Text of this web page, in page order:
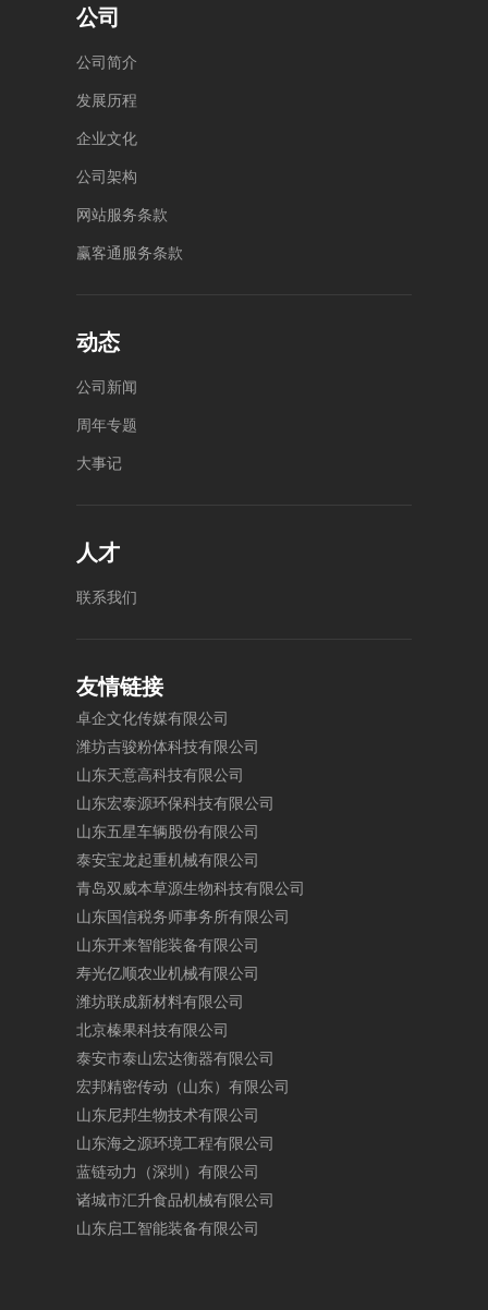
公司
公司简介
发展历程
企业文化
公司架构
网站服务条款
赢客通 服务条款
动态
公司 新闻
周年专题
大事记
人才
联系我们
友情链接
卓企文化传媒有限公司
潍坊吉骏粉体科技有限公司
山东天意高科技有限公司
山东宏泰源环保科技有限公司
山东五星车辆股份有限公司
泰安宝龙起重机械有限公司
青岛双 威本草源生物科技有限公司
山东国信税务师事务所有限公司
山东开来智能装备有限公司
寿光亿顺农业机械有限公司
潍坊联成新材料有限公司
北京榛果科技有限公司
泰安市泰山宏达衡器有限公司
宏邦精密传动 （山东） 有限公司
山东尼邦生物技术有限公司
山东海之源环境工程有限公司
蓝链动力 （深圳 ） 有限公司
诸城市汇升食品机械有限公司
山东启工智能装备有限公司